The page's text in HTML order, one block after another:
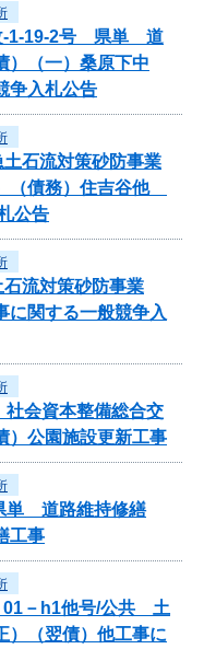
-1-19-2号 県単 道
）（一）桑原下中
争入札公告
石流対策砂防事業
（債務）住吉谷他
公告
流対策砂防事業
関する一般競争入
会資本整備総合交
）公園施設更新工事
単 道路維持修繕
工事
01－h1他号/公共 土
）（翌債）他工事に